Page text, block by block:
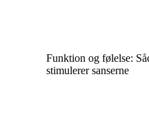
Funktion og følelse:
stimulerer sanserne